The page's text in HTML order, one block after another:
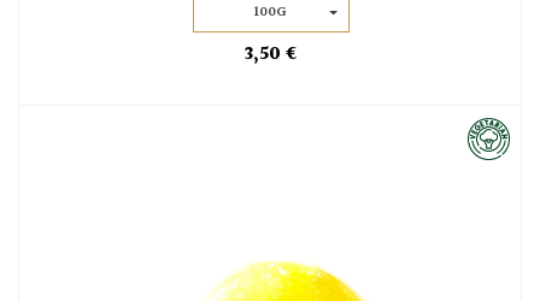
100G
3,50 €